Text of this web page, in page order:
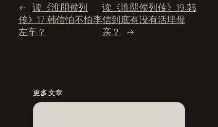
← 读《淮阴侯列
传》17:韩信怕不怕李
左车？
读《淮阴侯列传》19:韩
信到底有没有活埋母
亲？
→
更多文章